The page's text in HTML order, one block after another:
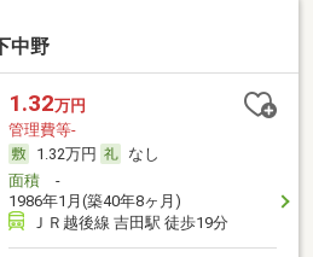
中野
1.32万円
管理費等-
1.32万円
なし
面積-
1986年1月(築40年8ヶ月)
ＪＲ越後線 吉田駅 徒歩19分